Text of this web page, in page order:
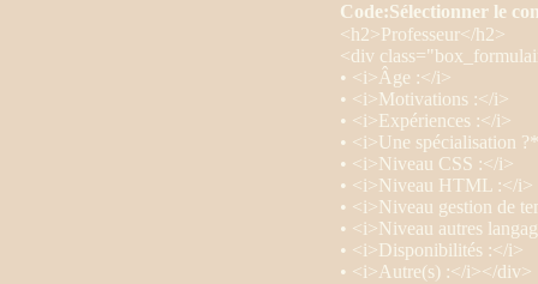
Code:Sélectionner le
<h2>Professeur</h2>
<div
• <i>Âge :</i>
• <i>Motivations :</i>
• <i>Expériences :</i>
• <i>Une spécialisation
• <i>Niveau CSS :</i>
• <i>Niveau HTML :</i>
• <i>Niveau gestion de
• <i>Niveau autres
• <i>Disponibilités :</i>
• <i>Autre(s) :</i></div>